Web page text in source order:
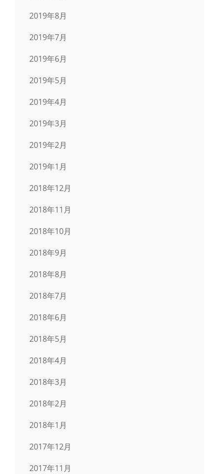
2019年8月
2019年7月
2019年6月
2019年5月
2019年4月
2019年3月
2019年2月
2019年1月
2018年12月
2018年11月
2018年10月
2018年9月
2018年8月
2018年7月
2018年6月
2018年5月
2018年4月
2018年3月
2018年2月
2018年1月
2017年12月
2017年11月